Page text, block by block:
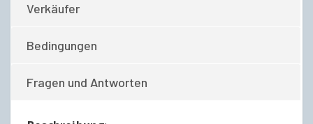
Verkäufer
Bedingungen
Fragen und Antworten